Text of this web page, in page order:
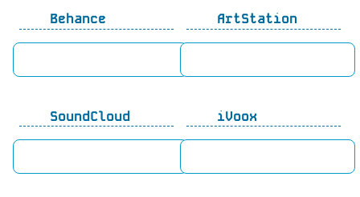
Behance ArtStation
SoundCloud iVoox